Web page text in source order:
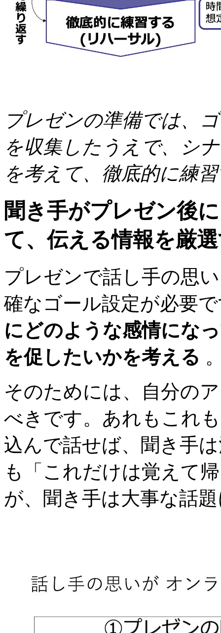
プレゼンの準備では、
を収集したうえで、シ
を考えて、徹底的に練
聞き手がプレゼン後
て、伝える情報を厳
プレゼンで話し手の思
確なゴール設定が必要
にどのような感情にな
を促したいかを考える
そのためには、自分の
べきです。あれもこれ
込んで話せば、聞き手
も「これだけは覚えて
が、聞き手は大事な話